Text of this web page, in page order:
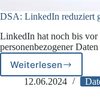
DSA: LinkedIn reduziert
LinkedIn hat noch bis
personenbezogener
Weiterlesen
DSA:
LinkedIn
12.06.2024